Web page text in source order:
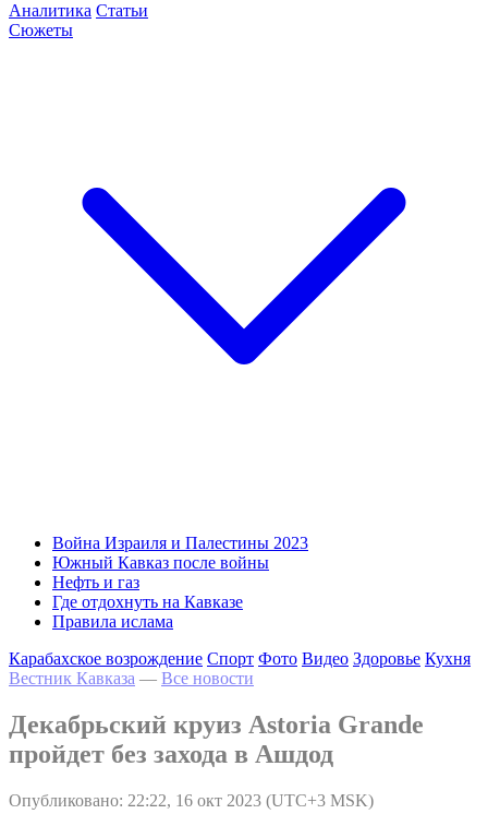
Аналитика Статьи
Сюжеты
Война Израиля и Палестины 2023
Южный Кавказ после войны
Нефть и газ
Где отдохнуть на Кавказе
Правила ислама
Карабахское возрождение Спорт Фото Видео Здоровье Кухня
Вестник Кавказа — Все новости
Декабрьский круиз Astoria Grande
пройдет без захода в Ашдод
Опубликовано: 22:22, 16 окт 2023 (UTC+3 MSK)